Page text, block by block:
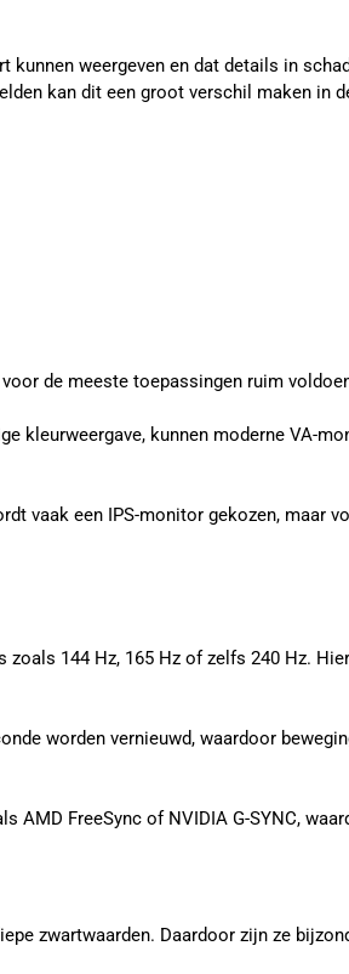
kunnen weergeven en dat details in
kan dit een groot verschil maken in
de meeste toepassingen ruim
kleurweergave, kunnen moderne VA-
vaak een IPS-monitor gekozen, maar
144 Hz, 165 Hz of zelfs 240 Hz.
worden vernieuwd, waardoor
AMD FreeSync of NVIDIA G-SYNC,
zwartwaarden. Daardoor zijn ze